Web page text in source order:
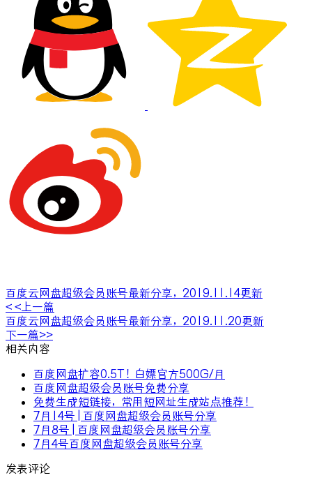
百度云网盘超级会员账号最新分享，2019.11.14更新
< <上一篇
百度云网盘超级会员账号最新分享，2019.11.20更新
下一篇>>
相关内容
百度网盘扩容0.5T！白嫖官方500G/月
百度网盘超级会员账号免费分享
免费生成短链接，常用短网址生成站点推荐！
7月14号 | 百度网盘超级会员账号分享
7月8号 | 百度网盘超级会员账号分享
7月4号百度网盘超级会员账号分享
发表评论